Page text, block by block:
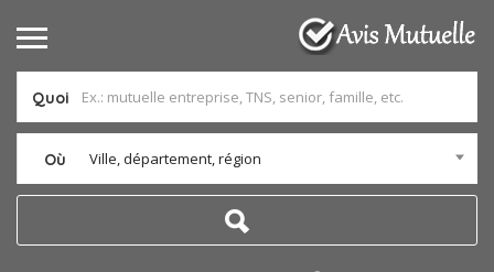
Quoi
Où Ville, département, région